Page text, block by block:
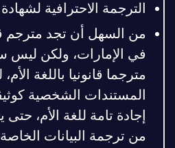
الترجمة الاحترافية
من السهل أن تجد مترجم
في الإمارات، ولكن ليس
مترجما قانونيا باللغة
المستندات الشخصية
إجادة تامة للغة الأم،
من ترجمة البيانات الخاصة